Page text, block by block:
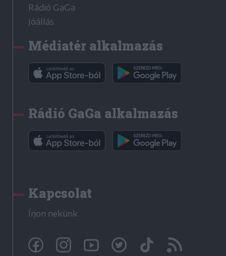
Rádió GaGa
Jóállás
Médiatér alkalmazás
Rádió GaGa alkalmazás
Kapcsolat
Írjon nekünk